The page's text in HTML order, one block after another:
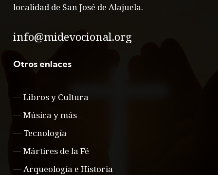
localidad de San José de Alajuela.
info@midevocional.org
Otros enlaces
—Libros y Cultura
—Música y más
— Tecnología
—Mártires de la Fé
—Arqueología e Historia